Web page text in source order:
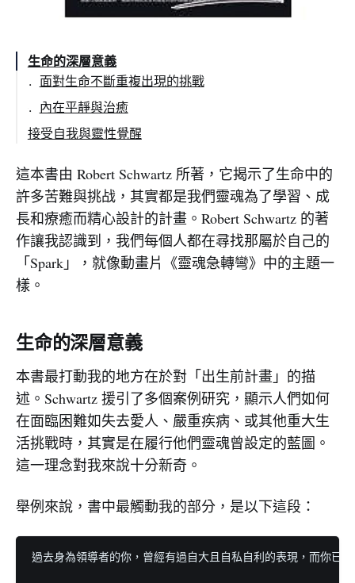
生命的深層意義
面對生命不斷重複出現的挑戰
內在平靜與治癒
接受自我與靈性覺醒
結語
這本書由 Robert Schwartz 所著，它揭示了生命中的
許多苦難與挑战，其實都是我們靈魂為了學習、成
長和療癒而精心設計的計畫。Robert Schwartz 的著
作讓我認識到，我們每個人都在尋找那屬於自己的
「Spark」，就像動畫片《靈魂急轉彎》中的主題一
樣。
生命的深層意義
本書最打動我的地方在於對「出生前計畫」的描
述。Schwartz 援引了多個案例研究，顯示人們如何
在面臨困難如失去愛人、嚴重疾病、或其他重大生
活挑戰時，其實是在履行他們靈魂曾設定的藍圖。
這一理念對我來說十分新奇。
舉例來說，書中最觸動我的部分，是以下這段：
過去身為領導者的你，曾經有過自大且自私自利的表現，而你已